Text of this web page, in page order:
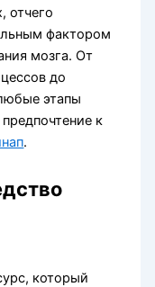
отчего
фактором
мозга. От
до
этапы
к
.
который